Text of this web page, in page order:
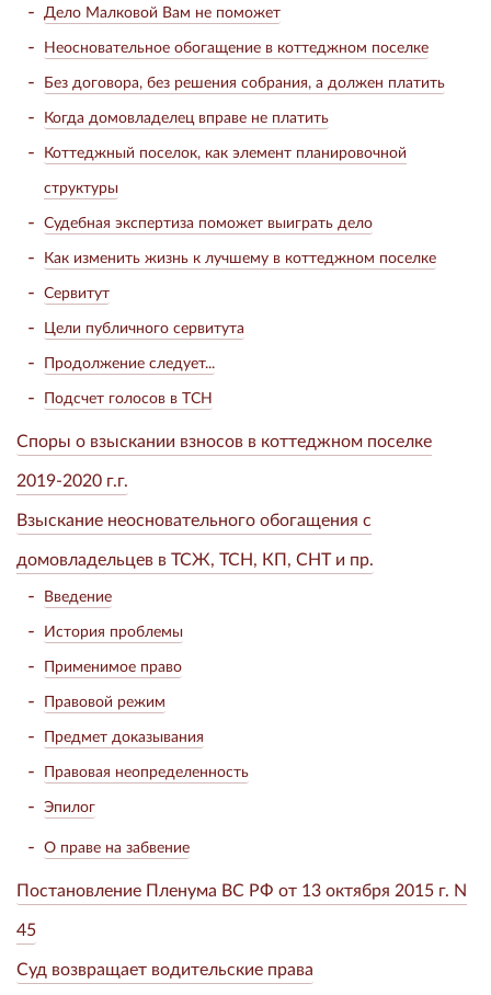
Дело Малковой Вам не поможет
Неосновательное обогащение в коттеджном поселке
Без договора, без решения собрания, а должен платить
Когда домовладелец вправе не платить
Коттеджный поселок, как элемент планировочной
структуры
Судебная экспертиза поможет выиграть дело
Как изменить жизнь к лучшему в коттеджном поселке
Сервитут
Цели публичного сервитута
Продолжение следует...
Подсчет голосов в ТСН
Споры о взыскании взносов в коттеджном поселке
2019-2020 г.г.
Взыскание неосновательного обогащения с
домовладельцев в ТСЖ, ТСН, КП, СНТ и пр.
Введение
История проблемы
Применимое право
Правовой режим
Предмет доказывания
Правовая неопределенность
Эпилог
О праве на забвение
Постановление Пленума ВС РФ от 13 октября 2015 г. N
45
Суд возвращает водительские права